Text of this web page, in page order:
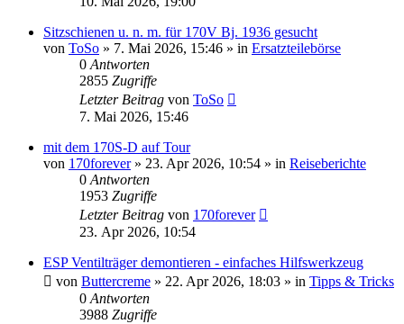
Sitzschienen u. n. m. für 170V Bj. 1936 gesucht
von ToSo » 7. Mai 2026, 15:46 » in Ersatzteilebörse
0 Antworten
2855 Zugriffe
Letzter Beitrag von ToSo
7. Mai 2026, 15:46
mit dem 170S-D auf Tour
von 170forever» 23. Apr 2026, 10:54 » in Reiseberichte
0 Antworten
1953 Zugriffe
Letzter Beitrag von 170forever
23. Apr 2026, 10:54
ESP Ventilträger demontieren - einfaches Hilfswerkzeug
von Buttercreme » 22. Apr 2026, 18:03 » in Tipps & Tricks
0 Antworten
3988 Zugriffe